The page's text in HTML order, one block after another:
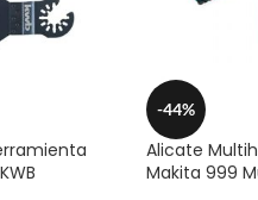
-44%
Alicate
Makita 999